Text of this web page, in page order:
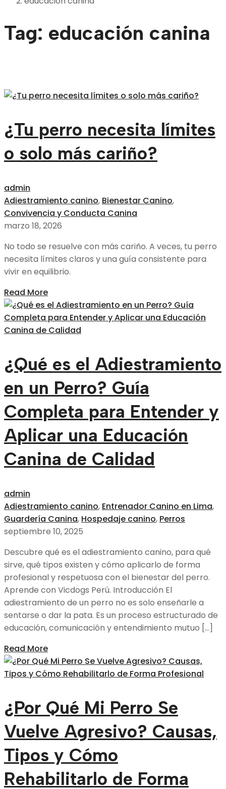
Tag: educación canina
¿Tu perro necesita límites
o solo más cariño?
admin
Adiestramiento canino, Bienestar Canino,
Convivencia y Conducta Canina
marzo 18, 2026
No todo se resuelve con más cariño. A veces, tu perro
necesita límites claros y una guía consistente para
vivir en equilibrio.
Read More
¿Qué es el Adiestramiento
en un Perro? Guía
Completa para Entender y
Aplicar una Educación
Canina de Calidad
admin
Adiestramiento canino, Entrenador Canino en Lima,
Guardería Canina, Hospedaje canino, Perros
septiembre 10, 2025
Descubre qué es el adiestramiento canino, para qué
sirve, qué tipos existen y cómo aplicarlo de forma
profesional y respetuosa con el bienestar del perro.
Aprende con Vicdogs Perú. Introducción El
adiestramiento de un perro no es solo enseñarle a
sentarse o dar la pata. Es un proceso estructurado de
educación, comunicación y entendimiento mutuo […]
Read More
¿Por Qué Mi Perro Se
Vuelve Agresivo? Causas,
Tipos y Cómo
Rehabilitarlo de Forma